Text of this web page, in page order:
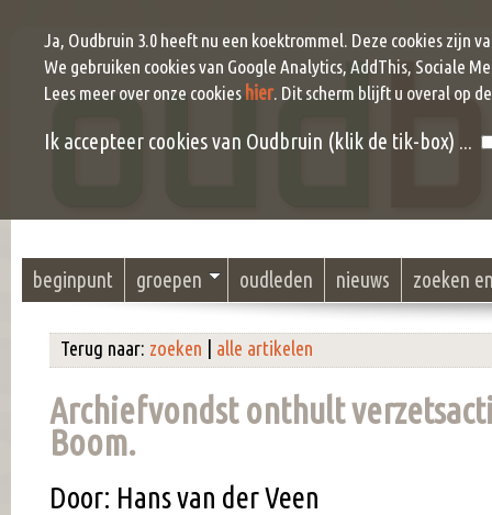
beginpunt groepen oudleden nieuws zoeken
Terug naar: zoeken alle artikelen
Archiefvondst onthult
Boom.
Door: Hans van der Veen
Ja, Oudbruin 3.0 heeft nu een koektrommel. Deze cookies zijn
We gebruiken cookies van Google Analytics, AddThis, Sociale
Lees meer over onze cookies hier. Dit scherm blijft u overal op
Ik accepteer cookies van Oudbruin (klik de tik-box) ...